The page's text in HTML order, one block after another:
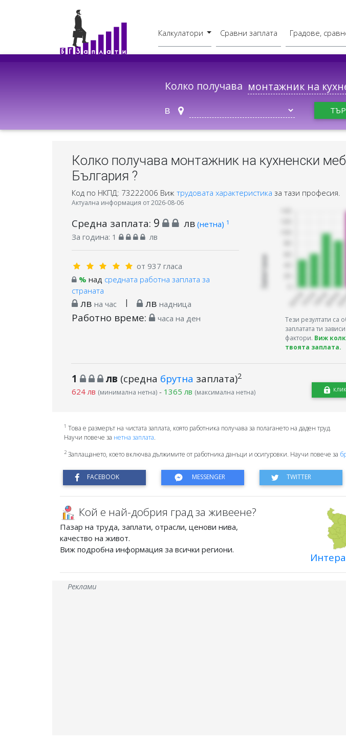
Калкулатори Сравни заплата Градове,
Колко получава
в
Колко получава монтажник на кухненски
България ?
Код по НКПД: 73222006 Виж трудовата характеристика за тази професия.
Актуална информация от 2026-08-06
Средна заплата: 9 лв (нетна) 1
За година: 1 лв
от 937 гласа
% над средната работна заплата за
страната
лв на час | лв надница
Работно време: часа на ден
Тези резултати
заплатата ти
фактори. Виж
твоята заплата.
1 лв (средна брутна заплата)2
624 лв (минимална нетна)- 1365 лв (максимална нетна)
1 Това е размерът на чистата заплата, която работника получава за полагането на даден труд.
Научи повече за нетна заплата.
2Заплащането, което включва дължимите от работника данъци и осигуровки. Научи повече за
Кой е най-добрия град за живеене?
Пазар на труда, заплати, отрасли, ценови нива,
качество на живот.
Виж подробна информация за всички региони.
Реклами